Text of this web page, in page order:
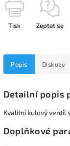
Tisk Zeptat se
Popis Diskuze
Detailní popis
Kvalitní kulový ventil
Doplňkové